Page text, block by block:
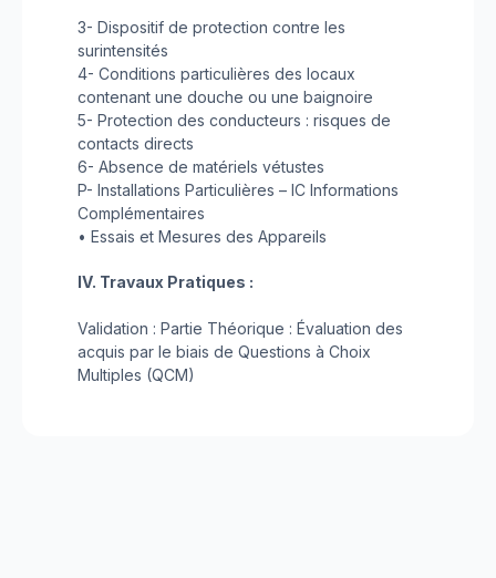
3- Dispositif de protection contre les
surintensités
4- Conditions particulières des locaux
contenant une douche ou une baignoire
5- Protection des conducteurs : risques de
contacts directs
6- Absence de matériels vétustes
P- Installations Particulières – IC Informations
Complémentaires
• Essais et Mesures des Appareils
IV. Travaux Pratiques :
Validation : Partie Théorique : Évaluation des
acquis par le biais de Questions à Choix
Multiples (QCM)